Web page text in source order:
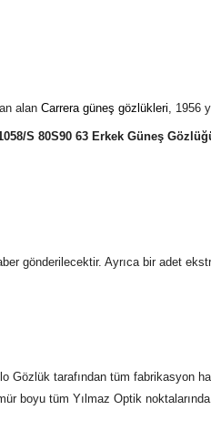
alan Carrera güneş gözlükleri, 1956
S 80S90 63 Erkek Güneş
gönderilecektir. Ayrıca bir adet
tarafından tüm fabrikasyon
boyu tüm Yılmaz Optik